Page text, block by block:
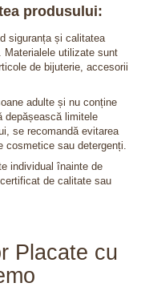
produsului:
siguranța și calitatea
Materialele utilizate sunt
de bijuterie, accesorii
adulte și nu conține
depășească limitele
se recomandă evitarea
cosmetice sau detergenți.
individual înainte de
de calitate sau
Placate cu